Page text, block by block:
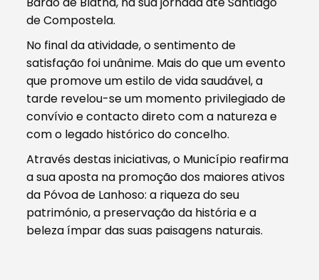
de Compostela.
No final da atividade, o sentimento de
satisfação foi unânime. Mais do que um evento
que promove um estilo de vida saudável, a
tarde revelou-se um momento privilegiado de
convívio e contacto direto com a natureza e
com o legado histórico do concelho.
Através destas iniciativas, o Município reafirma
a sua aposta na promoção dos maiores ativos
da Póvoa de Lanhoso: a riqueza do seu
património, a preservação da história e a
beleza ímpar das suas paisagens naturais.